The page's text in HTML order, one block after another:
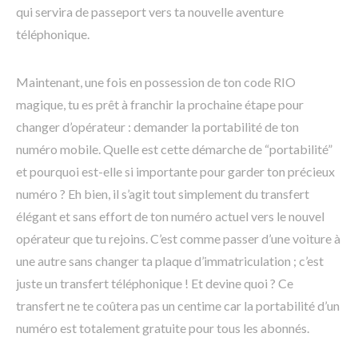
qui servira de passeport vers ta nouvelle aventure
téléphonique.
Maintenant, une fois en possession de ton code RIO
magique, tu es prêt à franchir la prochaine étape pour
changer d’opérateur : demander la portabilité de ton
numéro mobile. Quelle est cette démarche de “portabilité”
et pourquoi est-elle si importante pour garder ton précieux
numéro ? Eh bien, il s’agit tout simplement du transfert
élégant et sans effort de ton numéro actuel vers le nouvel
opérateur que tu rejoins. C’est comme passer d’une voiture à
une autre sans changer ta plaque d’immatriculation ; c’est
juste un transfert téléphonique ! Et devine quoi ? Ce
transfert ne te coûtera pas un centime car la portabilité d’un
numéro est totalement gratuite pour tous les abonnés.